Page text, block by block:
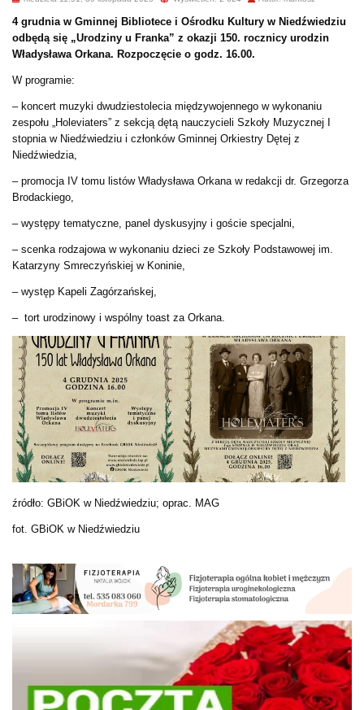
4 grudnia w Gminnej Bibliotece i Ośrodku Kultury w Niedźwiedziu
odbędą się „Urodziny u Franka” z okazji 150. rocznicy urodzin
Władysława Orkana. Rozpoczęcie o godz. 16.00.
W programie:
– koncert muzyki dwudziestolecia międzywojennego w wykonaniu
zespołu „Holeviaters” z sekcją dętą nauczycieli Szkoły Muzycznej I
stopnia w Niedźwiedziu i członków Gminnej Orkiestry Dętej z
Niedźwiedzia,
– promocja IV tomu listów Władysława Orkana w redakcji dr. Grzegorza
Brodackiego,
– występy tematyczne, panel dyskusyjny i goście specjalni,
– scenka rodzajowa w wykonaniu dzieci ze Szkoły Podstawowej im.
Katarzyny Smreczyńskiej w Koninie,
– występ Kapeli Zagórzańskej,
– tort urodzinowy i wspólny toast za Orkana.
źródło: GBiOK w Niedźwiedziu; oprac. MAG
fot. GBiOK w Niedźwiedziu